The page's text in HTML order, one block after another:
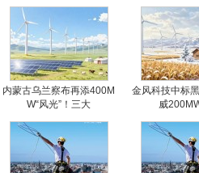
内蒙古乌兰察布再添400M
W“风光”！三大
金风科技中标
威